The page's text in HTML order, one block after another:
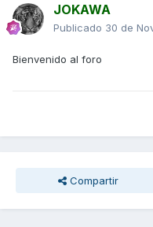
JOKAWA
Publicado 30 de
Bienvenido al foro
Compartir